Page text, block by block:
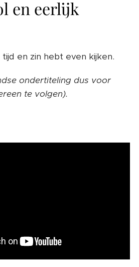
en eerlijk ❤️
tijd en zin hebt even kijken.
ondertiteling dus voor
te volgen).